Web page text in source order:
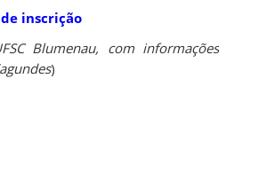
inscrição
Blumenau, com informações
)